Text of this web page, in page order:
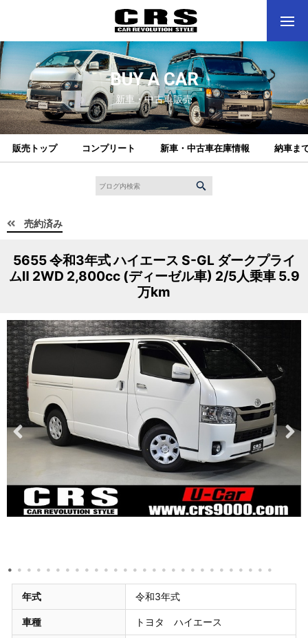
BUY A CAR
新車・中古車販売
販売トップ コンプリート 新車・中古車在庫情報 納車ま
売約済み
5655 令和3年式 ハイエース S-GL ダークプライ
ムⅡ 2WD 2,800cc (ディーゼル車) 2/5人乗車 5.9
万km
年式 令和3年式
車種 トヨタ ハイエース